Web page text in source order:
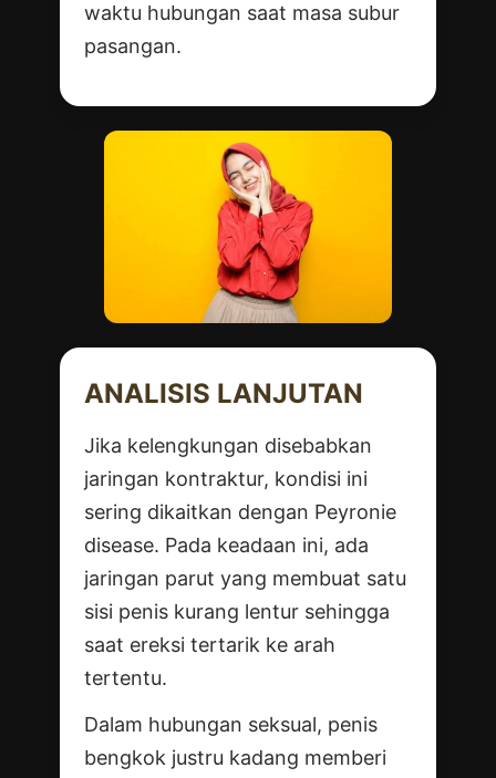
waktu hubungan saat masa subur
pasangan.
ANALISIS LANJUTAN
Jika kelengkungan disebabkan
jaringan kontraktur, kondisi ini
sering dikaitkan dengan Peyronie
disease. Pada keadaan ini, ada
jaringan parut yang membuat satu
sisi penis kurang lentur sehingga
saat ereksi tertarik ke arah
tertentu.
Dalam hubungan seksual, penis
bengkok justru kadang memberi